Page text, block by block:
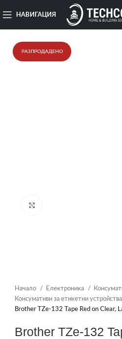
НАВИГАЦИЯ
РАЗПРОДАДЕНО
Начало Електроника
Консумативи за етикетни устройства
Brother TZe-132 Tape Red on Clear,
Brother TZe-132